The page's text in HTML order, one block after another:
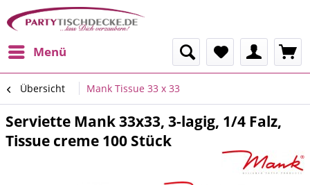
Menü
Übersicht Mank Tissue 33 x 33
Serviette Mank 33x33, 3-lagig, 1/4 Falz,
Tissue creme 100 Stück